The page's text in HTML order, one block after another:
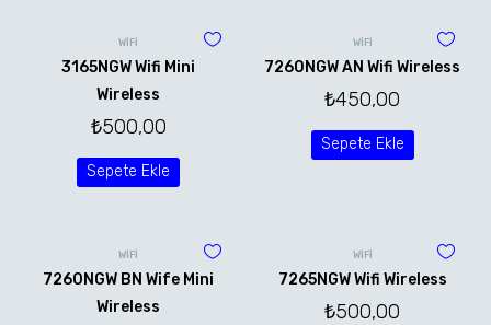
WİFİ
3165NGW Wifi Mini
Wireless
₺500,00
Sepete Ekle
WİFİ
7260NGW AN Wifi Wireless
₺450,00
Sepete Ekle
WİFİ
7260NGW BN Wife Mini
Wireless
WİFİ
7265NGW Wifi Wireless
₺500,00